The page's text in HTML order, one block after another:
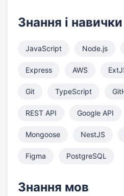
Знання і навички
JavaScript Node.js
Express AWS
Git TypeScript
REST API Google API
Mongoose NestJS
Figma PostgreSQL
Знання мов